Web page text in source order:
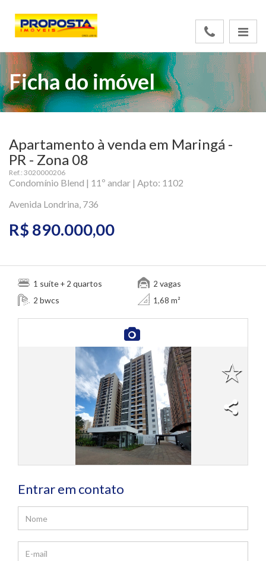
Ficha do imóvel
Apartamento à venda em Maringá -
PR - Zona 08
Ref.: 3020000206
Condomínio Blend | 11º andar | Apto: 1102
Avenida Londrina, 736
R$ 890.000,00
1 suíte + 2 quartos
2 bwcs
2 vagas
1,68 m²
Entrar em contato